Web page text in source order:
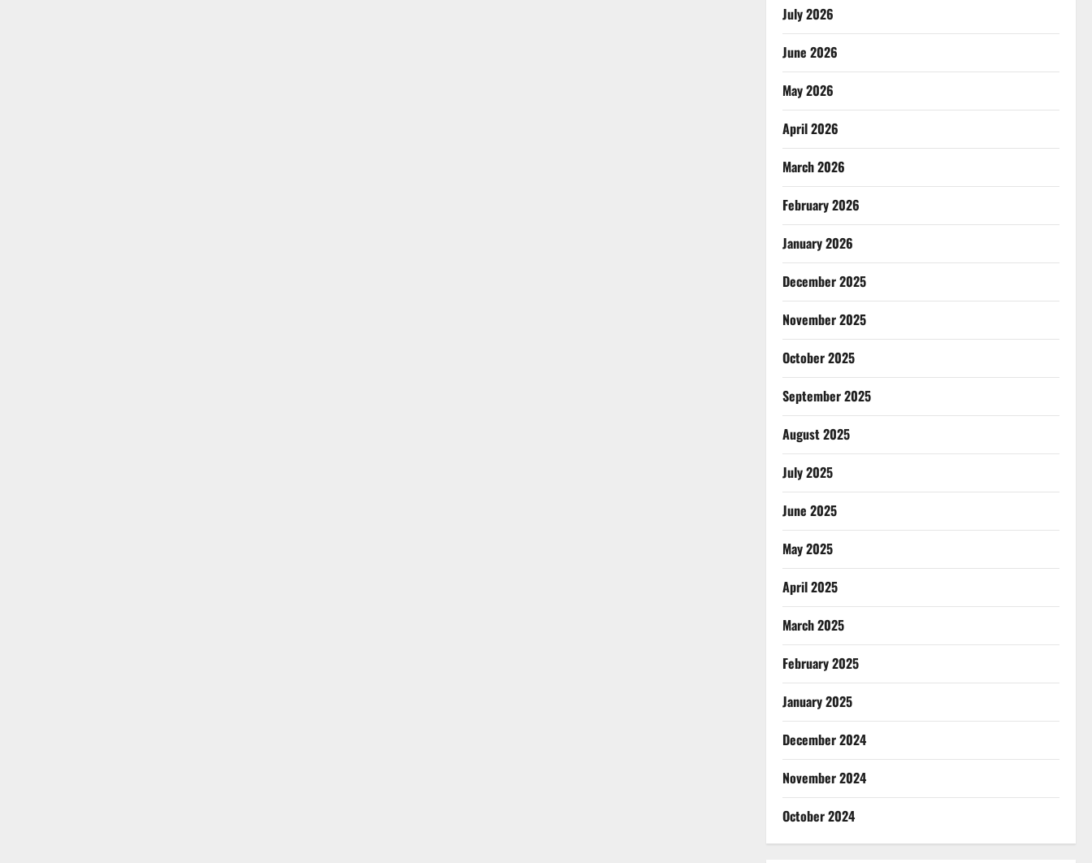
July 2026
June 2026
May 2026
April 2026
March 2026
February 2026
January 2026
December 2025
November 2025
October 2025
September 2025
August 2025
July 2025
June 2025
May 2025
April 2025
March 2025
February 2025
January 2025
December 2024
November 2024
October 2024